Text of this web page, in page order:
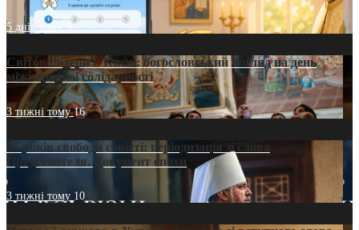
5 днів тому9
Світові лідери в Києві: богословський погляд на день
міжнародної солідарності
3 тижні тому16
35 років свободи совісті: періодизація зі слова
Предстоятеля. Документ епохи
3 тижні тому 10